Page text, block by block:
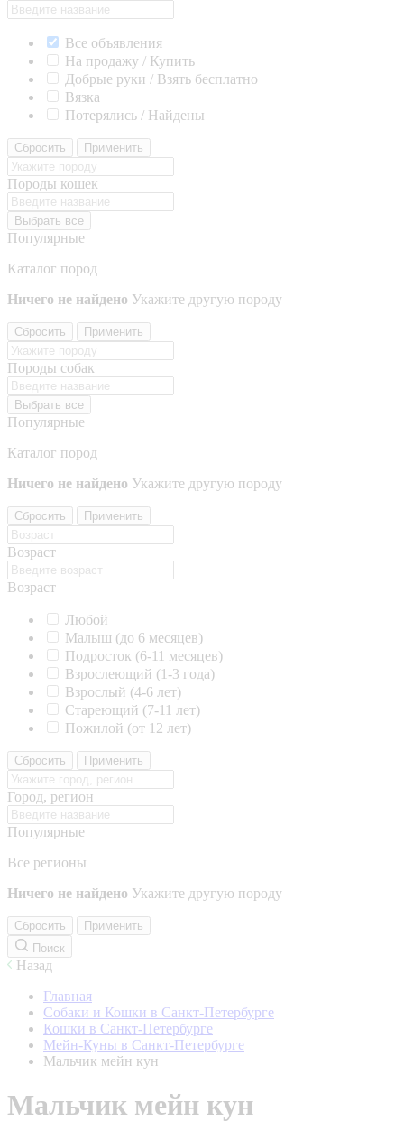
Все объявления
На продажу / Купить
Добрые руки / Взять бесплатно
Вязка
Потерялись / Найдены
Сбросить Применить
Породы кошек
Выбрать все
Популярные
Каталог пород
Ничего не найдено Укажите другую породу
Сбросить Применить
Породы собак
Выбрать все
Популярные
Каталог пород
Ничего не найдено Укажите другую породу
Сбросить Применить
Возраст
Возраст
Любой
Малыш (до 6 месяцев)
Подросток (6-11 месяцев)
Взрослеющий (1-3 года)
Взрослый (4-6 лет)
Стареющий (7-11 лет)
Пожилой (от 12 лет)
Сбросить Применить
Город, регион
Популярные
Все регионы
Ничего не найдено Укажите другую породу
Сбросить
Применить
Поиск
Назад
Главная
Собаки и Кошки в Санкт-Петербурге
Кошки в Санкт-Петербурге
Мейн-Куны в Санкт-Петербурге
Мальчик мейн кун
Мальчик мейн кун